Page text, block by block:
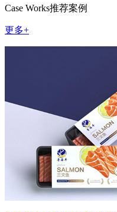
Case Works推荐案例
更多+